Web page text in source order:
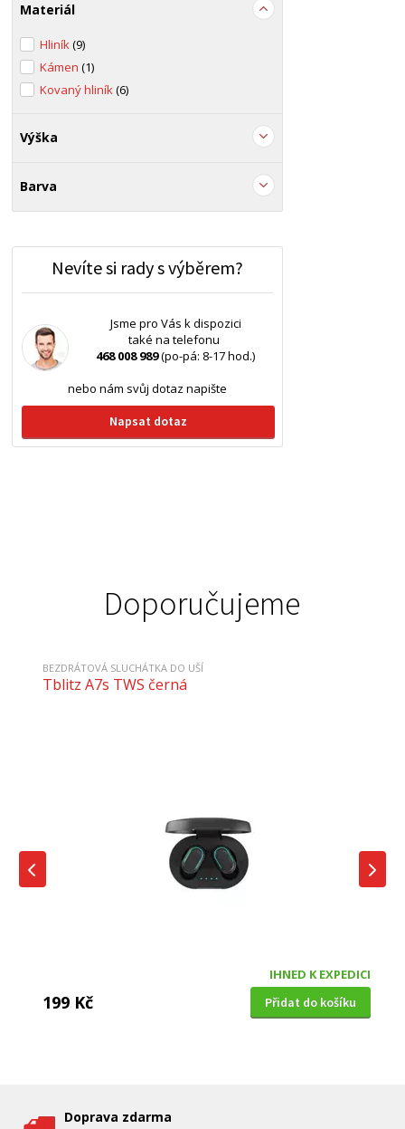
Materiál
Hliník(9)
Kámen(1)
Kovaný hliník(6)
Výška
Barva
Nevíte si rady s výběrem?
Jsme pro Vás k dispozici
také na telefonu
468 008 989(po-pá: 8-17 hod.)
nebo nám svůj dotaz napište
Napsat dotaz
Doporučujeme
BEZDRÁTOVÁ SLUCHÁTKA DO UŠÍ
Tblitz A7s TWS černá
IHNED K EXPEDICI
199 Kč Přidat do košíku
Doprava zdarma